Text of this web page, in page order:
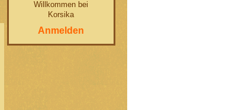
Willkommen bei
Korsika
Anmelden